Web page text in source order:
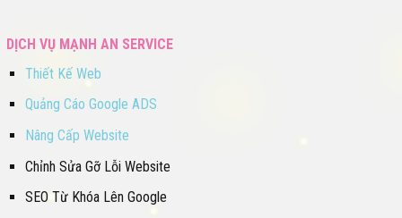
DỊCH VỤ MẠNH AN SERVICE
Thiết Kế Web
Quảng Cáo Google ADS
Nâng Cấp Website
Chỉnh Sửa Gỡ Lỗi Website
SEO Từ Khóa Lên Google